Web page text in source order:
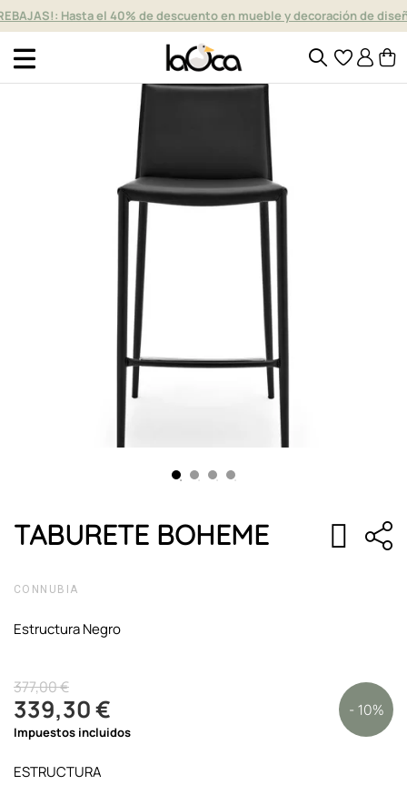
Hasta el 40% de descuento en mueble y decoración de
TABURETE BOHEME
CONNUBIA
Estructura Negro
377,00 €
339,30 € - 10%
Impuestos incluidos
ESTRUCTURA